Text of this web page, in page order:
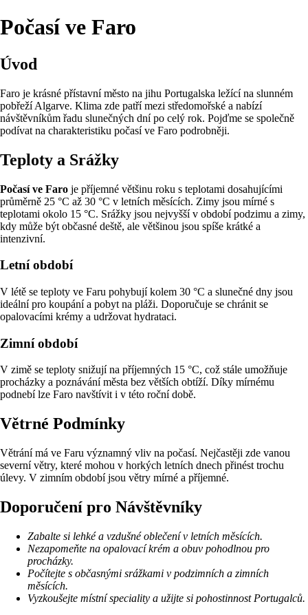
Počasí ve Faro
Úvod
Faro je krásné přístavní město na jihu Portugalska ležící na slunném
pobřeží Algarve. Klima zde patří mezi středomořské a nabízí
návštěvníkům řadu slunečných dní po celý rok. Pojďme se společně
podívat na charakteristiku počasí ve Faro podrobněji.
Teploty a Srážky
Počasí ve Faro je příjemné většinu roku s teplotami dosahujícími
průměrně 25 °C až 30 °C v letních měsících. Zimy jsou mírné s
teplotami okolo 15 °C. Srážky jsou nejvyšší v období podzimu a zimy,
kdy může být občasné deště, ale většinou jsou spíše krátké a
intenzivní.
Letní období
V létě se teploty ve Faru pohybují kolem 30 °C a slunečné dny jsou
ideální pro koupání a pobyt na pláži. Doporučuje se chránit se
opalovacími krémy a udržovat hydrataci.
Zimní období
V zimě se teploty snižují na příjemných 15 °C, což stále umožňuje
procházky a poznávání města bez větších obtíží. Díky mírnému
podnebí lze Faro navštívit i v této roční době.
Větrné Podmínky
Větrání má ve Faru významný vliv na počasí. Nejčastěji zde vanou
severní větry, které mohou v horkých letních dnech přinést trochu
úlevy. V zimním období jsou větry mírné a příjemné.
Doporučení pro Návštěvníky
Zabalte si lehké a vzdušné oblečení v letních měsících.
Nezapomeňte na opalovací krém a obuv pohodlnou pro
procházky.
Počítejte s občasnými srážkami v podzimních a zimních
měsících.
Vyzkoušejte místní speciality a užijte si pohostinnost Portugalců.